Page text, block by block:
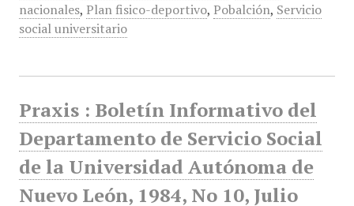
nacionales, Plan fisico-deportivo, Pobalción, Servicio
social universitario
Praxis : Boletín Informativo del
Departamento de Servicio Social
de la Universidad Autónoma de
Nuevo León, 1984, No 10, Julio